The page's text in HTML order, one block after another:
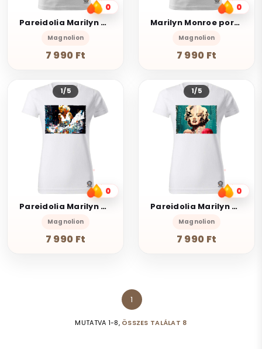
0
Pareidolia Marilyn Monroe város fantázia v2
Magnolion
7 990 Ft
0
Marilyn Monroe portré v1
Magnolion
7 990 Ft
1/5
0
Pareidolia Marilyn Monroe város fantázia v2
Magnolion
7 990 Ft
1/5
0
Pareidolia Marilyn Monroe város fantázia v7
Magnolion
7 990 Ft
MUTATVA 1-8, ÖSSZES TALÁLAT 8
1